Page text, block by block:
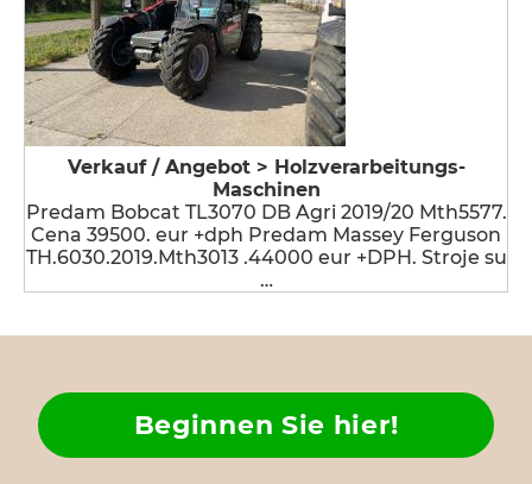
Verkauf / Angebot > Holzverarbeitungs-
Maschinen
Predam Bobcat TL3070 DB Agri 2019/20 Mth5577.
Cena 39500. eur +dph Predam Massey Ferguson
TH.6030.2019.Mth3013 .44000 eur +DPH. Stroje su
…
Beginnen Sie hier!